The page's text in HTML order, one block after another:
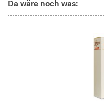
Da wäre noch was: